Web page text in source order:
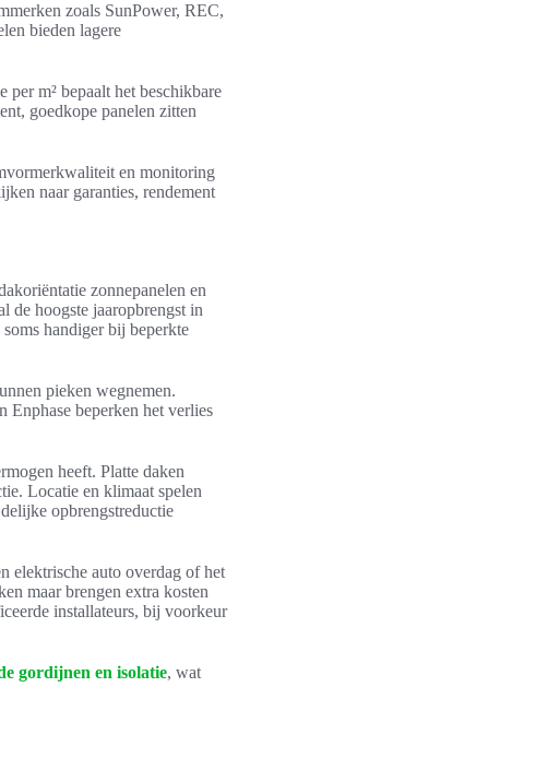
zoals SunPower, REC,
bieden lagere
m² bepaalt het beschikbare
goedkope panelen zitten
en monitoring
naar garanties, rendement
zonnepanelen en
de hoogste jaaropbrengst in
handiger bij beperkte
pieken wegnemen.
Enphase beperken het verlies
heeft. Platte daken
Locatie en klimaat spelen
opbrengstreductie
elektrische auto overdag of het
maar brengen extra kosten
installateurs, bij voorkeur
gordijnen en isolatie, wat